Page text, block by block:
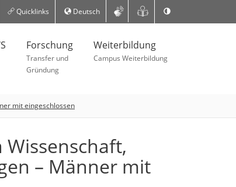
Quicklinks Deutsch
Forschung
Transfer und
Gründung
Weiterbildung
Campus Weiterbildung
mit eingeschlossen
Wissenschaft,
– Männer mit